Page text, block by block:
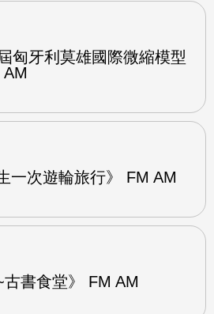
匈牙利莫雄國際微縮模型
一次遊輪旅行》 FM AM
古書食堂》 FM AM